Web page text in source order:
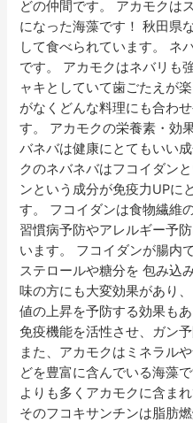
どの仲間です。 アカモクは
になった海藻です！ 秋田県
して食べられています。 ネ
です。 アカモクはネバリも
ャキとしていて歯ごたえが
がなくどんな料理にも合わ
す。 アカモクの栄養素・効
バネバは健康にとてもいい
クのネバネバはフコイダン
ンという成分が免疫力UPに
す。 フコイダンは食物繊維
習慣病予防やアレルギー予
います。 フコイダンが腸内
ステロールや糖分を 包み込
味の方にも大変効果があり
値の上昇を予防する効果も
免疫機能を活性させ、ガン
また、アカモクはミネラル
どを豊富に含んでいる海藻
よりも多くアカモクに含ま
そのフコキサンチンは脂肪
ワ
ー
ア
ッ
プ！